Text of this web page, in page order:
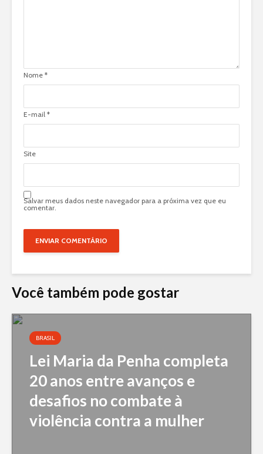
Nome *
E-mail *
Site
Salvar meus dados neste navegador para a próxima vez que eu
comentar.
Você também pode gostar
BRASIL
Lei Maria da Penha completa
20 anos entre avanços e
desafios no combate à
violência contra a mulher